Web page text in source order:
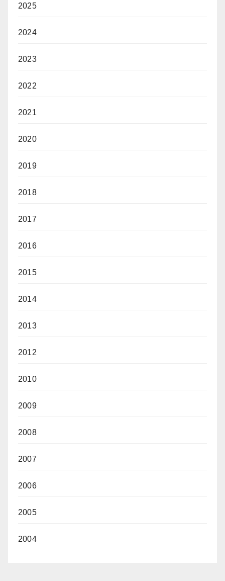
2025
2024
2023
2022
2021
2020
2019
2018
2017
2016
2015
2014
2013
2012
2010
2009
2008
2007
2006
2005
2004